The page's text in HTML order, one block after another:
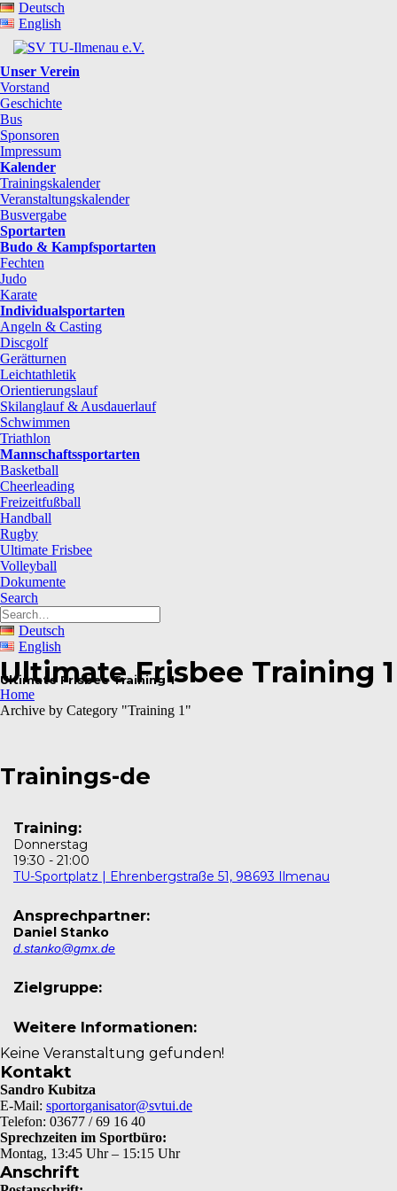
Deutsch
English
Unser Verein
Vorstand
Geschichte
Bus
Sponsoren
Impressum
Kalender
Trainingskalender
Veranstaltungskalender
Busvergabe
Sportarten
Budo & Kampfsportarten
Fechten
Judo
Karate
Individualsportarten
Angeln & Casting
Discgolf
Gerätturnen
Leichtathletik
Orientierungslauf
Skilanglauf & Ausdauerlauf
Schwimmen
Triathlon
Mannschaftssportarten
Basketball
Cheerleading
Freizeitfußball
Handball
Rugby
Ultimate Frisbee
Volleyball
Dokumente
Search
Deutsch
English
Ultimate Frisbee Training 1
Ultimate Frisbee Training 1
Home
Archive by Category "Training 1"
Trainings-de
Training:
Donnerstag
19:30 - 21:00
TU-Sportplatz | Ehrenbergstraße 51, 98693 Ilmenau
Ansprechpartner:
Daniel Stanko
d.stanko@gmx.de
Zielgruppe:
Weitere Informationen:
Keine Veranstaltung gefunden!
Kontakt
Sandro Kubitza
E-Mail: sportorganisator@svtui.de
Telefon: 03677 / 69 16 40
Sprechzeiten im Sportbüro:
Montag, 13:45 Uhr – 15:15 Uhr
Anschrift